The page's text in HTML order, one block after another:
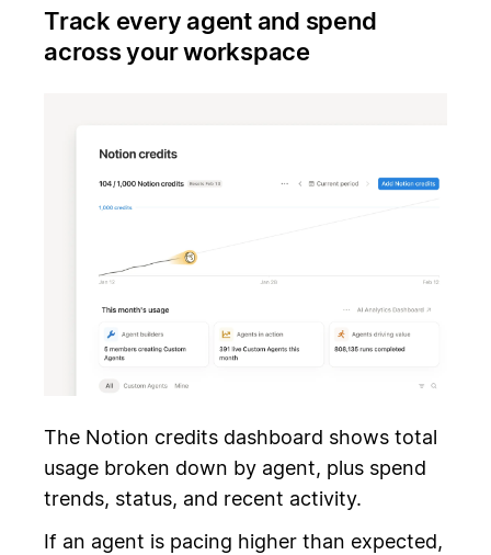
Track every agent and spend
across your workspace
The Notion credits dashboard shows total
usage broken down by agent, plus spend
trends, status, and recent activity.
If an agent is pacing higher than expected,